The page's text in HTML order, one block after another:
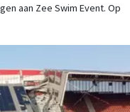
aan Zee Swim Event. Op